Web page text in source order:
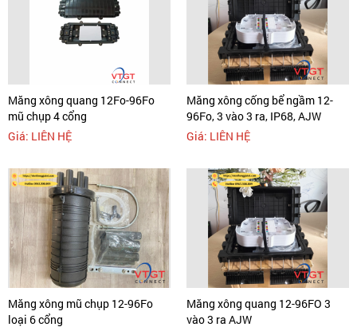
Măng xông quang 12Fo-96Fo
mũ chụp 4 cổng
Giá: LIÊN HỆ
Măng xông cống bể ngầm 12-
96Fo, 3 vào 3 ra, IP68, AJW
Giá: LIÊN HỆ
Măng xông mũ chụp 12-96Fo
loại 6 cổng
Măng xông quang 12-96FO 3
vào 3 ra AJW